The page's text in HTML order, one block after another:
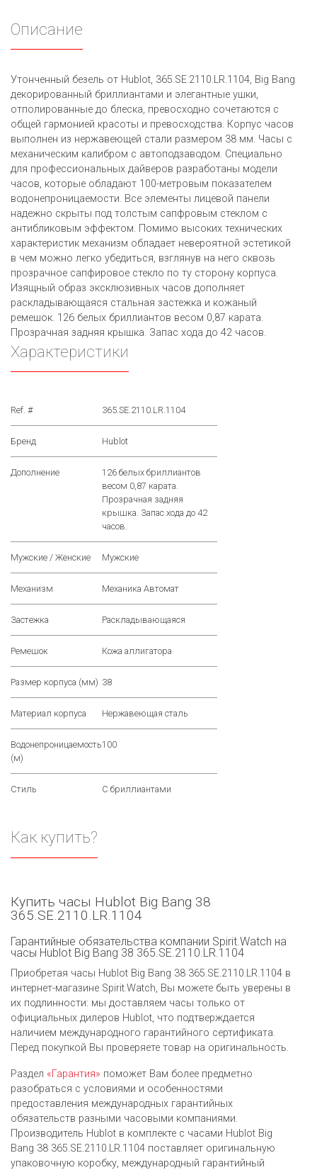
Описание
Утонченный безель от Hublot, 365.SE.2110.LR.1104, Big Bang
декорированный бриллиантами и элегантные ушки,
отполированные до блеска, превосходно сочетаются с
общей гармонией красоты и превосходства. Корпус часов
выполнен из нержавеющей стали размером 38 мм. Часы с
механическим калибром с автоподзаводом. Специально
для профессиональных дайверов разработаны модели
часов, которые обладают 100-метровым показателем
водонепроницаемости. Все элементы лицевой панели
надежно скрыты под толстым сапфровым стеклом с
антибликовым эффектом. Помимо высоких технических
характеристик механизм обладает невероятной эстетикой
в чем можно легко убедиться, взглянув на него сквозь
прозрачное сапфировое стекло по ту сторону корпуса.
Изящный образ эксклюзивных часов дополняет
раскладывающаяся стальная застежка и кожаный
ремешок. 126 белых бриллиантов весом 0,87 карата.
Прозрачная задняя крышка. Запас хода до 42 часов.
Характеристики
Ref. # 365.SE.2110.LR.1104
Бренд Hublot
Дополнение
126 белых бриллиантов
весом 0,87 карата.
Прозрачная задняя
крышка. Запас хода до 42
часов.
Мужские / Женские Мужские
Механизм Механика Автомат
Застежка Раскладывающаяся
Ремешок Кожа аллигатора
Размер корпуса (мм) 38
Материал корпуса Нержавеющая сталь
Водонепроницаемость
(м)
100
Стиль С бриллиантами
Как купить?
Купить часы Hublot Big Bang 38
365.SE.2110.LR.1104
Гарантийные обязательства компании Spirit.Watch на
часы Hublot Big Bang 38 365.SE.2110.LR.1104
Приобретая часы Hublot Big Bang 38 365.SE.2110.LR.1104 в
интернет-магазине Spirit.Watch, Вы можете быть уверены в
их подлинности: мы доставляем часы только от
официальных дилеров Hublot, что подтверждается
наличием международного гарантийного сертификата.
Перед покупкой Вы проверяете товар на оригинальность.
Раздел «Гарантия» поможет Вам более предметно
разобраться с условиями и особенностями
предоставления международных гарантийных
обязательств разными часовыми компаниями.
Производитель Hublot в комплекте с часами Hublot Big
Bang 38 365.SE.2110.LR.1104 поставляет оригинальную
упаковочную коробку, международный гарантийный